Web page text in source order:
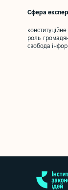
Сфера
роль
свобода